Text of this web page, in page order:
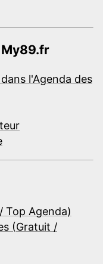
l'Agenda des
Top Agenda)
(Gratuit /